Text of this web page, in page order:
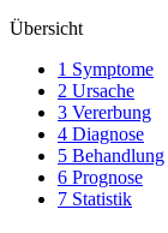
Übersicht
1 Symptome
2 Ursache
3 Vererbung
4 Diagnose
5 Behandlung
6 Prognose
7 Statistik